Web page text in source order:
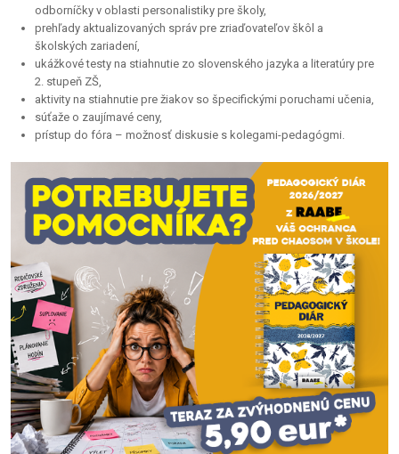
odborníčky v oblasti personalistiky pre školy,
prehľady aktualizovaných správ pre zriaďovateľov škôl a
školských zariadení,
ukážkové testy na stiahnutie zo slovenského jazyka a literatúry pre
2. stupeň ZŠ,
aktivity na stiahnutie pre žiakov so špecifickými poruchami učenia,
súťaže o zaujímavé ceny,
prístup do fóra – možnosť diskusie s kolegami-pedagógmi.